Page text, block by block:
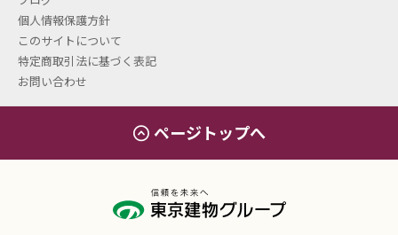
個人情報保護方針
このサイトについて
特定商取引法に基づく表記
お問い合わせ
ページトップへ
エキスパートオフ